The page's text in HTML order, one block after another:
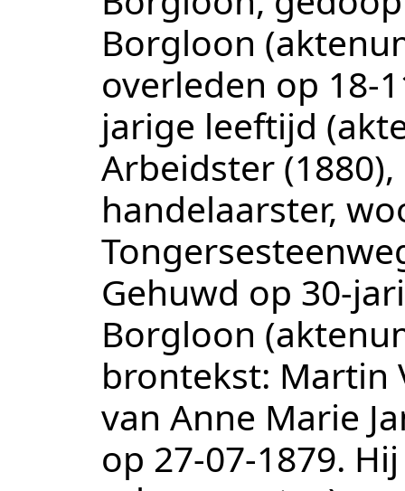
Borgloon
overleden op
jarige leeftijd
Arbeidster
handelaarster,
Gehuwd op 30-
Borgloon
brontekst: Martin
van Anne Marie
op 27-07-1879.